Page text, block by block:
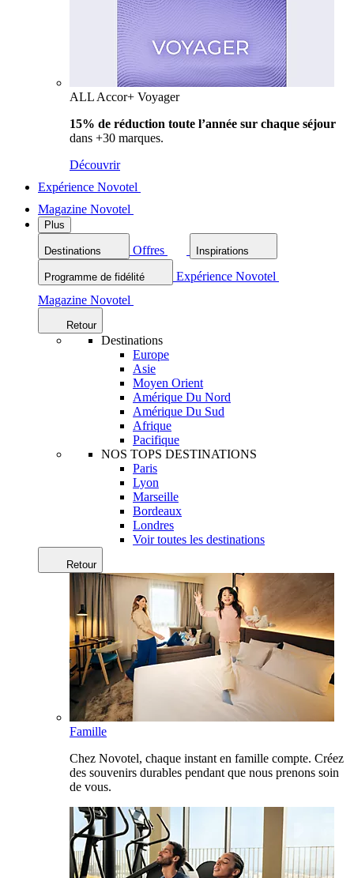
ALL Accor+ Voyager
15% de réduction toute l’année sur chaque séjour
dans +30 marques.
Découvrir
Expérience Novotel
Magazine Novotel
Plus
Destinations Offres Inspirations
Programme de fidélité
Expérience Novotel
Magazine Novotel
Retour
Destinations
Europe
Asie
Moyen Orient
Amérique Du Nord
Amérique Du Sud
Afrique
Pacifique
NOS TOPS DESTINATIONS
Paris
Lyon
Marseille
Bordeaux
Londres
Voir toutes les destinations
Retour
Famille
Chez Novotel, chaque instant en famille compte. Créez
des souvenirs durables pendant que nous prenons soin
de vous.